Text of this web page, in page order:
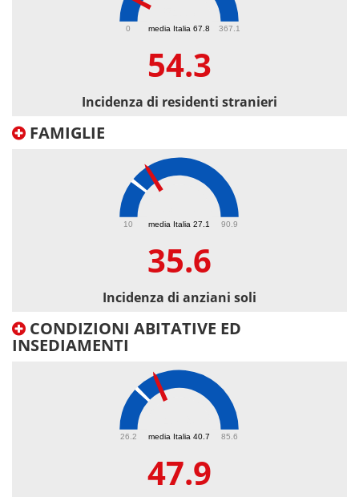
media Italia 67.8
0 367.1
54.3
Incidenza di residenti stranieri
FAMIGLIE
media Italia 27.1
10 90.9
35.6
Incidenza di anziani soli
CONDIZIONI ABITATIVE ED
INSEDIAMENTI
media Italia 40.7
26.2 85.6
47.9